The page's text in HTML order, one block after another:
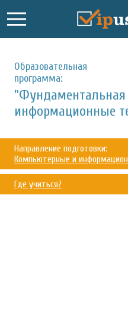
Образовательная
программа:
информационные
Направление подготовки:
Компьютерные и
Где учиться?